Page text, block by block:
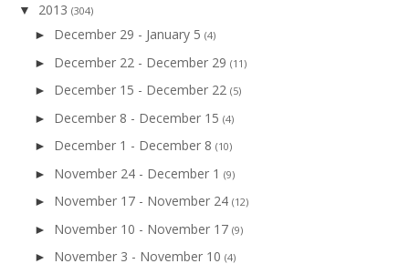
▼ 2013 (304)
► December 29 - January 5 (4)
► December 22 - December 29 (11)
► December 15 - December 22 (5)
► December 8 - December 15 (4)
► December 1 - December 8 (10)
► November 24 - December 1 (9)
► November 17 - November 24 (12)
► November 10 - November 17 (9)
► November 3 - November 10 (4)